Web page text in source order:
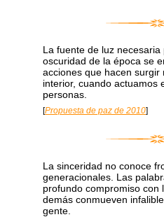
La fuente de luz
oscuridad de la época se
acciones que hacen surgir
interior, cuando actuamos
personas.
[Propuesta de paz de 2010]
La sinceridad no conoce
generacionales. Las
profundo compromiso con
demás conmueven
gente.